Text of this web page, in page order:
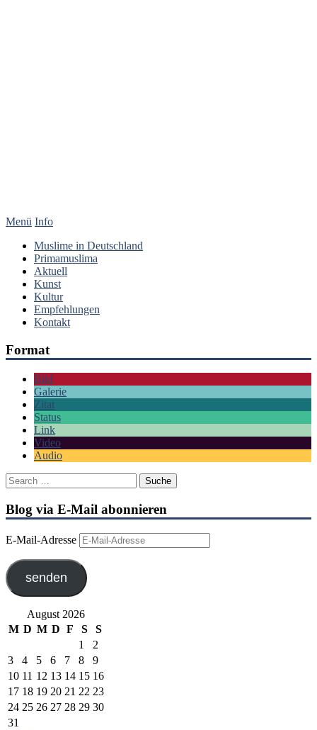
Menü Info
Muslime in Deutschland
Primamuslima
Aktuell
Kunst
Kultur
Empfehlungen
Kontakt
Format
Bild
Galerie
Zitat
Status
Link
Video
Audio
Blog via E-Mail abonnieren
E-Mail-Adresse
senden
August 2026
M D M D F S
S
1
2
3
4 5 6 7 8
9
10 11 12 13 14 15 16
17 18 19 20 21 22 23
24 25 26 27 28 29 30
31